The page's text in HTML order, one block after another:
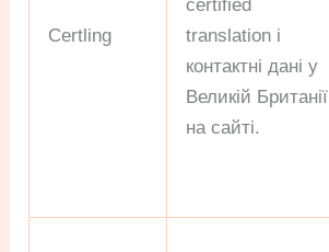
Certling
certified
translation і
контактні дані у
Великій Британії
на сайті.